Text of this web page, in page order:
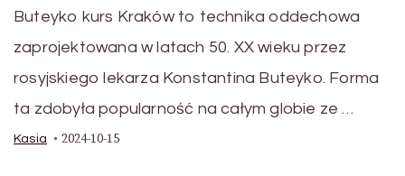
Buteyko kurs Kraków to technika oddechowa
zaprojektowana w latach 50. XX wieku przez
rosyjskiego lekarza Konstantina Buteyko. Forma
ta zdobyła popularność na całym globie ze …
Kasia 2024-10-15